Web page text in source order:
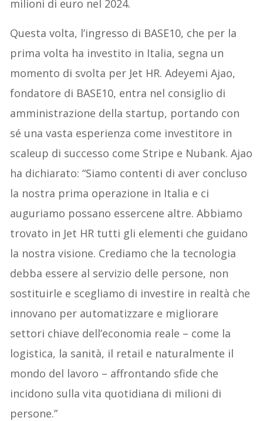
milioni di euro nel 2024.
Questa volta, l’ingresso di BASE10, che per la
prima volta ha investito in Italia, segna un
momento di svolta per Jet HR. Adeyemi Ajao,
fondatore di BASE10, entra nel consiglio di
amministrazione della startup, portando con
sé una vasta esperienza come investitore in
scaleup di successo come Stripe e Nubank. Ajao
ha dichiarato: “Siamo contenti di aver concluso
la nostra prima operazione in Italia e ci
auguriamo possano essercene altre. Abbiamo
trovato in Jet HR tutti gli elementi che guidano
la nostra visione. Crediamo che la tecnologia
debba essere al servizio delle persone, non
sostituirle e scegliamo di investire in realtà che
innovano per automatizzare e migliorare
settori chiave dell’economia reale – come la
logistica, la sanità, il retail e naturalmente il
mondo del lavoro – affrontando sfide che
incidono sulla vita quotidiana di milioni di
persone.”